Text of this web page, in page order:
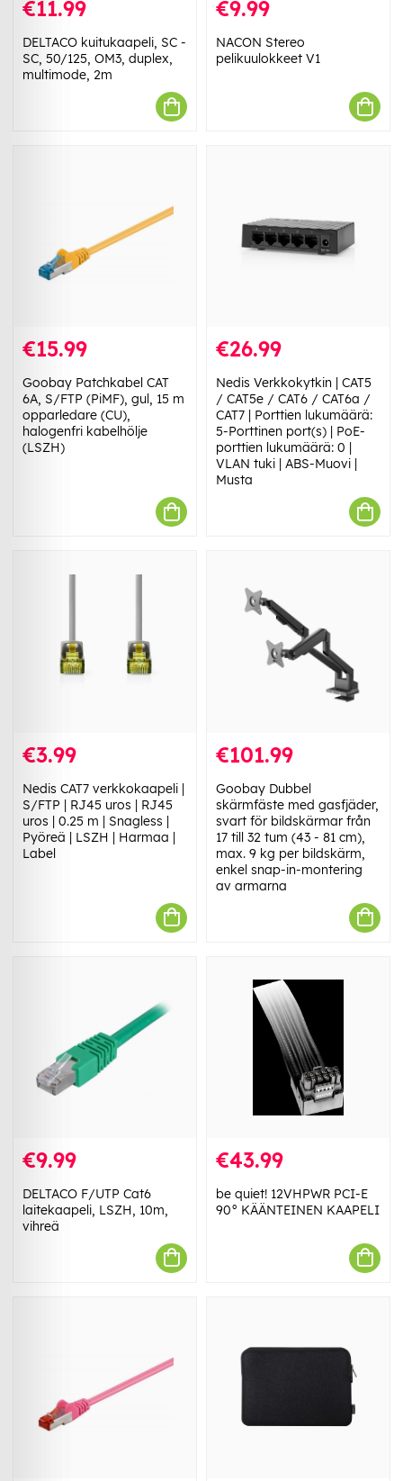
€11.99
DELTACO kuitukaapeli, SC -
SC, 50/125, OM3, duplex,
multimode, 2m
€9.99
NACON Stereo
pelikuulokkeet V1
€15.99
Goobay Patchkabel CAT
6A, S/FTP (PiMF), gul, 15 m
opparledare (CU),
halogenfri kabelhölje
(LSZH)
€26.99
Nedis Verkkokytkin | CAT5
/ CAT5e / CAT6 / CAT6a /
CAT7 | Porttien lukumäärä:
5-Porttinen port(s) | PoE-
porttien lukumäärä: 0 |
VLAN tuki | ABS-Muovi |
Musta
€3.99
Nedis CAT7 verkkokaapeli |
S/FTP | RJ45 uros | RJ45
uros | 0.25 m | Snagless |
Pyöreä | LSZH | Harmaa |
Label
€101.99
Goobay Dubbel
skärmfäste med gasfjäder,
svart för bildskärmar från
17 till 32 tum (43 - 81 cm),
max. 9 kg per bildskärm,
enkel snap-in-montering
av armarna
€9.99
DELTACO F/UTP Cat6
laitekaapeli, LSZH, 10m,
vihreä
€43.99
be quiet! 12VHPWR PCI-E
90° KÄÄNTEINEN KAAPELI